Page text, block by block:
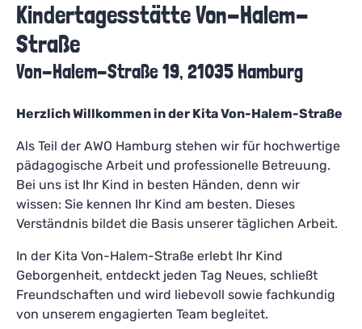
Kindertagesstätte Von-Halem-
Straße
Von-Halem-Straße 19, 21035 Hamburg
Herzlich Willkommen in der Kita Von-Halem-Straße
Als Teil der AWO Hamburg stehen wir für hochwertige
pädagogische Arbeit und professionelle Betreuung.
Bei uns ist Ihr Kind in besten Händen, denn wir
wissen: Sie kennen Ihr Kind am besten. Dieses
Verständnis bildet die Basis unserer täglichen Arbeit.
In der Kita Von-Halem-Straße erlebt Ihr Kind
Geborgenheit, entdeckt jeden Tag Neues, schließt
Freundschaften und wird liebevoll sowie fachkundig
von unserem engagierten Team begleitet.